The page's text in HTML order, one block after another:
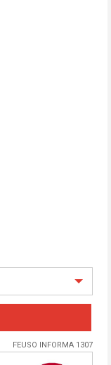
FEUSO INFORMA 1307